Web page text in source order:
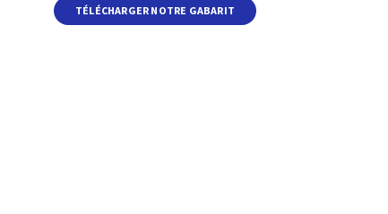
TÉLÉCHARGER NOTRE GABARIT